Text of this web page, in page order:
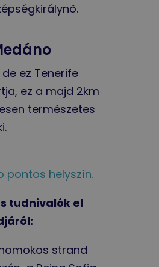
ez Tenerife
ez a majd 2km
természetes
pontos helyszín.
tudnivalók el
strand